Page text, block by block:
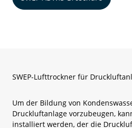
SWEP-Lufttrockner für
Um der Bildung von
Druckluftanlage vorzubeugen,
installiert werden, der die